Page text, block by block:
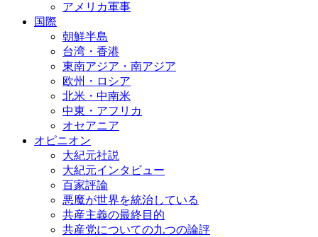
アメリカ軍事
国際
朝鮮半島
台湾・香港
東南アジア・南アジア
欧州・ロシア
北米・中南米
中東・アフリカ
オセアニア
オピニオン
大紀元社説
大紀元インタビュー
百家評論
悪魔が世界を統治している
共産主義の最終目的
共産党についての九つの論評